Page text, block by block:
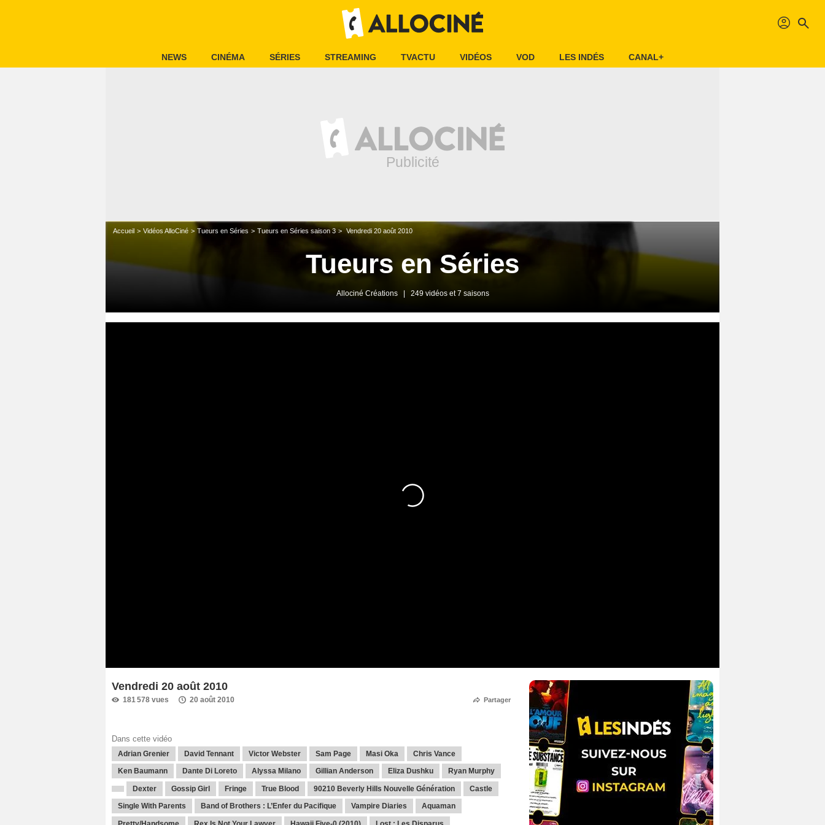
profil search
NEWS CINÉMA SÉRIES STREAMING TVACTU VIDÉOS VOD LES INDÉS CANAL+
Accueil Vidéos AlloCiné Tueurs en Séries Tueurs en Séries saison 3 Vendredi 20 août 2010
Tueurs en Séries
Allociné Créations 249 vidéos et 7 saisons
Vendredi 20 août 2010
181 578 vues 20 août 2010 Partager
Dans cette vidéo
Adrian Grenier David Tennant Victor Webster Sam Page Masi Oka Chris Vance
Ken Baumann Dante Di Loreto Alyssa Milano Gillian Anderson Eliza Dushku Ryan Murphy
Dexter Gossip Girl Fringe True Blood 90210 Beverly Hills Nouvelle Génération Castle
Single With Parents Band of Brothers : L’Enfer du Pacifique Vampire Diaries Aquaman